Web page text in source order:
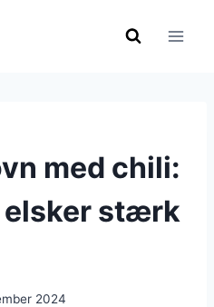
med chili:
elsker stærk
2024